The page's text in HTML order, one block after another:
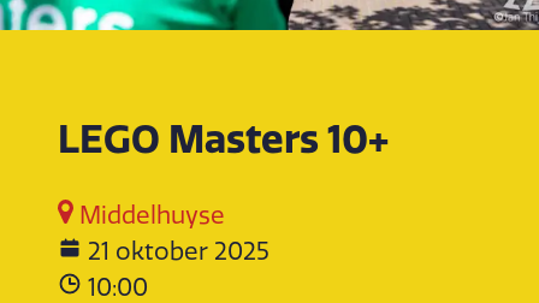
LEGO Masters 10+
Middelhuyse
21 oktober 2025
10:00